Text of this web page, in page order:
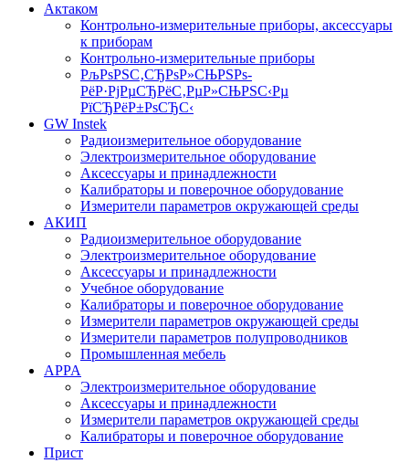
Актаком
Контрольно-измерительные приборы, аксессуары
к приборам
Контрольно-измерительные приборы
РљРѕРЅС‚СЂРѕР»СЊРЅРѕ-
РёР·РјРµСЂРёС‚РµР»СЊРЅС‹Рµ
РїСЂРёР±РѕСЂС‹
GW Instek
Радиоизмерительное оборудование
Электроизмерительное оборудование
Аксессуары и принадлежности
Калибраторы и поверочное оборудование
Измерители параметров окружающей среды
АКИП
Радиоизмерительное оборудование
Электроизмерительное оборудование
Аксессуары и принадлежности
Учебное оборудование
Калибраторы и поверочное оборудование
Измерители параметров окружающей среды
Измерители параметров полупроводников
Промышленная мебель
APPA
Электроизмерительное оборудование
Аксессуары и принадлежности
Измерители параметров окружающей среды
Калибраторы и поверочное оборудование
Прист